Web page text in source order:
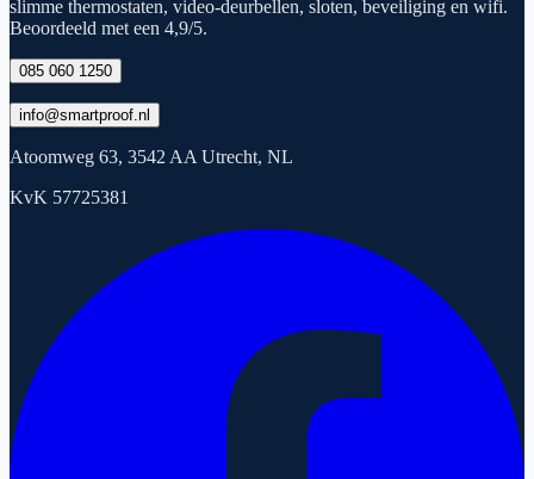
slimme thermostaten, video-deurbellen, sloten, beveiliging en wifi.
Beoordeeld met een 4,9/5.
085 060 1250
info@smartproof.nl
Atoomweg 63, 3542 AA Utrecht, NL
KvK 57725381